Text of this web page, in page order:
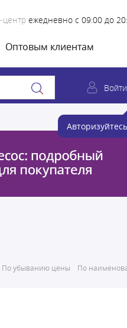
центр ежедневно с 09:00 до
Оптовым клиентам
Войти
По убыванию цены По